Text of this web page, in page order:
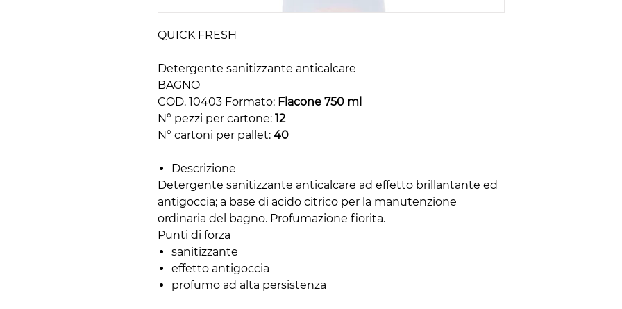
QUICK FRESH
Detergente sanitizzante anticalcare
BAGNO
COD. 10403 Formato: Flacone 750 ml
N° pezzi per cartone: 12
N° cartoni per pallet: 40
Descrizione
Detergente sanitizzante anticalcare ad effetto brillantante ed
antigoccia; a base di acido citrico per la manutenzione
ordinaria del bagno. Profumazione fiorita.
Punti di forza
sanitizzante
effetto antigoccia
profumo ad alta persistenza